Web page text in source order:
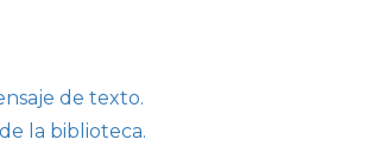
de texto.
la biblioteca.